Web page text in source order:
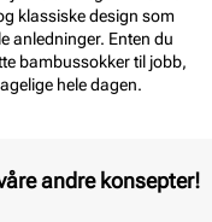
klassiske design som
anledninger. Enten du
bambussokker til jobb,
hele dagen.
andre konsepter!